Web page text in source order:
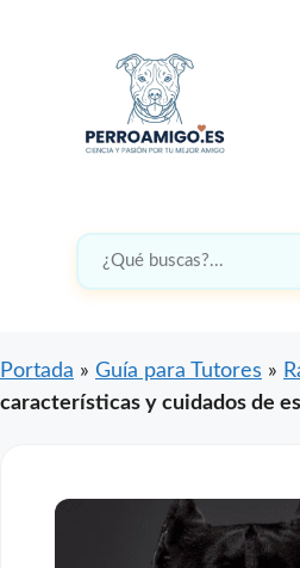
Portada » Guía para Tutores »
características y cuidados de